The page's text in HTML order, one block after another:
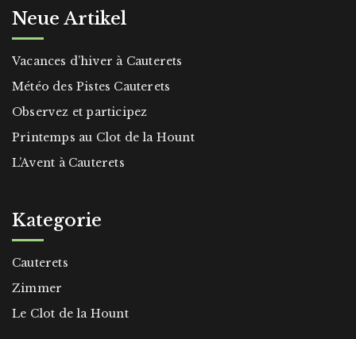
Neue Artikel
Vacances d’hiver à Cauterets
Météo des Pistes Cauterets
Observez et participez
Printemps au Clot de la Hount
L’Avent à Cauterets
Kategorie
Cauterets
Zimmer
Le Clot de la Hount